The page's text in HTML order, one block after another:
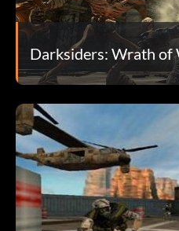
Objetivo: Conseguir la
Depredador aéreo
Objetivo: Eliminar a 160
Máquina de la ira
Objetivo: Recoger todos los
Darksiders: Wrath of